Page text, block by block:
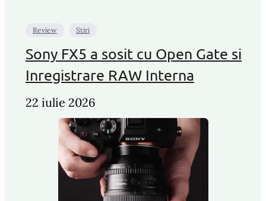
Review Stiri
Sony FX5 a sosit cu Open Gate si
Inregistrare RAW Interna
22 iulie 2026